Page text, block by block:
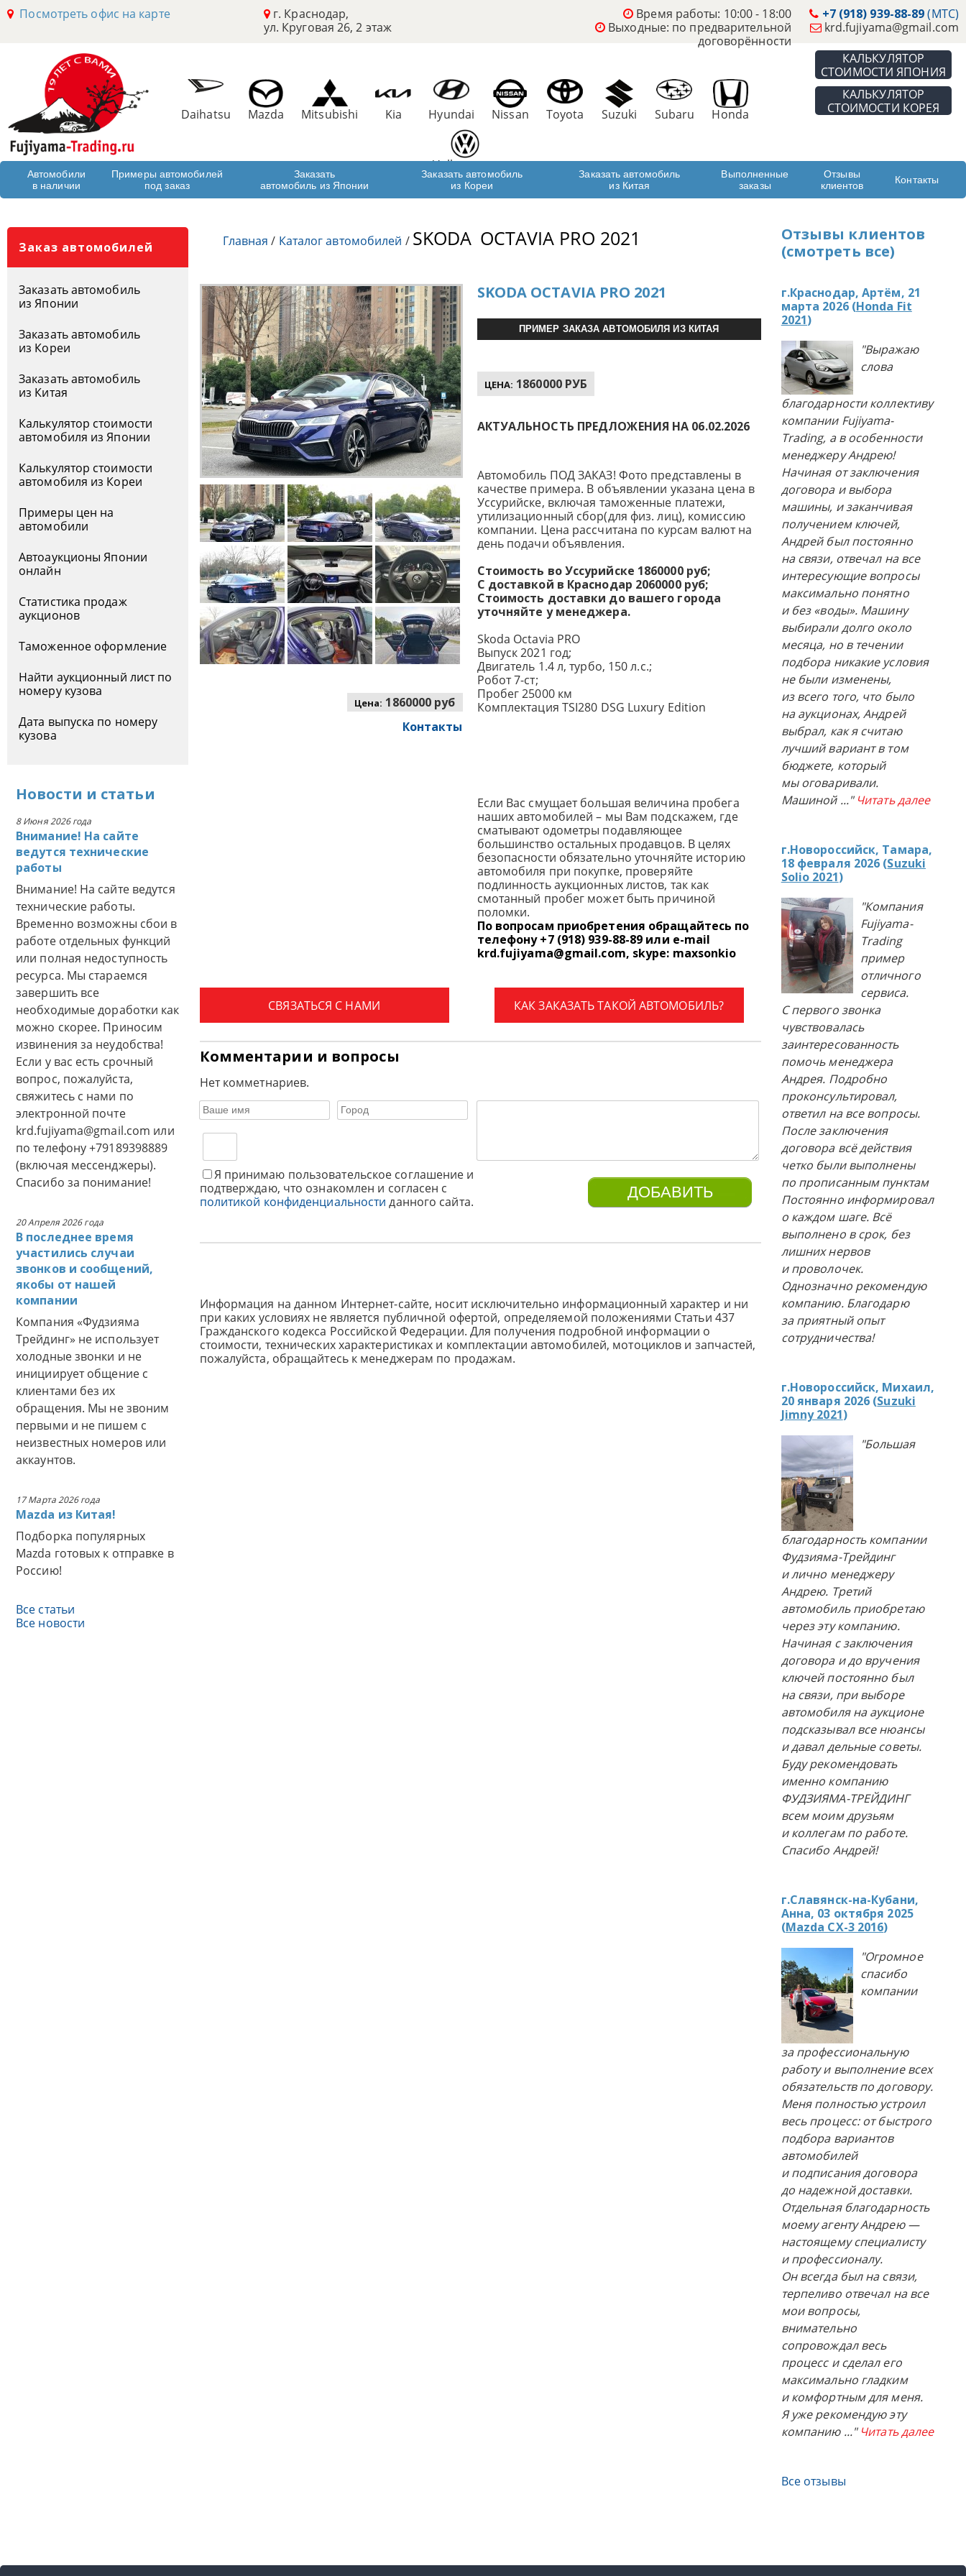
Посмотреть офис на карте
г. Краснодар,
ул. Круговая 26, 2 этаж
+7 (918) 939-88-89(МТС)
krd.fujiyama@gmail.com
Время работы: 10:00 - 18:00
Выходные: по предварительной
договорённости
КАЛЬКУЛЯТОР
СТОИМОСТИ ЯПОНИЯ
КАЛЬКУЛЯТОР
СТОИМОСТИ КОРЕЯ
Daihatsu Mazda Mitsubishi Kia Hyundai Nissan Toyota Suzuki Subaru Honda
Volkswagen
Автомобили
в наличии
Примеры автомобилей
под заказ
Заказать
автомобиль из Японии
Заказать автомобиль
из Кореи
Заказать автомобиль
из Китая
Выполненные
заказы
Отзывы
клиентов
Контакты
Заказ автомобилей
Заказать автомобиль
из Японии
Заказать автомобиль
из Кореи
Заказать автомобиль
из Китая
Калькулятор стоимости
автомобиля из Японии
Калькулятор стоимости
автомобиля из Кореи
Примеры цен на
автомобили
Автоаукционы Японии
онлайн
Статистика продаж
аукционов
Таможенное оформление
Найти аукционный лист по
номеру кузова
Дата выпуска по номеру
кузова
Новости и статьи
8 Июня 2026 года
Внимание! На сайте
ведутся технические
работы
Внимание! На сайте ведутся
технические работы.
Временно возможны сбои в
работе отдельных функций
или полная недоступность
ресурса. Мы стараемся
завершить все
необходимые доработки как
можно скорее. Приносим
извинения за неудобства!
Если у вас есть срочный
вопрос, пожалуйста,
свяжитесь с нами по
электронной почте
krd.fujiyama@gmail.com или
по телефону +79189398889
(включая мессенджеры).
Спасибо за понимание!
20 Апреля 2026 года
В последнее время
участились случаи
звонков и сообщений,
якобы от нашей
компании
Компания «Фудзияма
Трейдинг» не использует
холодные звонки и не
инициирует общение с
клиентами без их
обращения. Мы не звоним
первыми и не пишем с
неизвестных номеров или
аккаунтов.
17 Марта 2026 года
Mazda из Китая!
Подборка популярных
Mazda готовых к отправке в
Россию!
Все статьи
Все новости
Главная / Каталог автомобилей / SKODA OCTAVIA PRO 2021
Цена: 1860000 руб
Контакты
SKODA OCTAVIA PRO 2021
ПРИМЕР ЗАКАЗА АВТОМОБИЛЯ ИЗ КИТАЯ
ЦЕНА: 1860000 РУБ
АКТУАЛЬНОСТЬ ПРЕДЛОЖЕНИЯ НА 06.02.2026
Автомобиль ПОД ЗАКАЗ! Фото представлены в
качестве примера. В объявлении указана цена в
Уссурийске, включая таможенные платежи,
утилизационный сбор(для физ. лиц), комиссию
компании. Цена рассчитана по курсам валют на
день подачи объявления.
Стоимость во Уссурийске 1860000 руб;
С доставкой в Краснодар 2060000 руб;
Стоимость доставки до вашего города
уточняйте у менеджера.
Skoda Octavia PRO
Выпуск 2021 год;
Двигатель 1.4 л, турбо, 150 л.с.;
Робот 7-ст;
Пробег 25000 км
Комплектация TSI280 DSG Luxury Edition
Если Вас смущает большая величина пробега
наших автомобилей – мы Вам подскажем, где
сматывают одометры подавляющее
большинство остальных продавцов. В целях
безопасности обязательно уточняйте историю
автомобиля при покупке, проверяйте
подлинность аукционных листов, так как
смотанный пробег может быть причиной
поломки.
По вопросам приобретения обращайтесь по
телефону +7 (918) 939-88-89 или e-mail
krd.fujiyama@gmail.com, skype: maxsonkio
КАК ЗАКАЗАТЬ ТАКОЙ АВТОМОБИЛЬ?
СВЯЗАТЬСЯ С НАМИ
Комментарии и вопросы
Нет комметнариев.
Я принимаю пользовательское соглашение и
подтверждаю, что ознакомлен и согласен с
политикой конфиденциальности данного сайта.
Информация на данном Интернет-сайте, носит исключительно информационный характер и ни
при каких условиях не является публичной офертой, определяемой положениями Статьи 437
Гражданского кодекса Российской Федерации. Для получения подробной информации о
стоимости, технических характеристиках и комплектации автомобилей, мотоциклов и запчастей,
пожалуйста, обращайтесь к менеджерам по продажам.
Отзывы клиентов
(смотреть все)
г.Краснодар, Артём, 21
марта 2026 (Honda Fit
2021)
"Выражаю
слова
благодарности коллективу
компании Fujiyama-
Trading, а в особенности
менеджеру Андрею!
Начиная от заключения
договора и выбора
машины, и заканчивая
получением ключей,
Андрей был постоянно
на связи, отвечал на все
интересующие вопросы
максимально понятно
и без «воды». Машину
выбирали долго около
месяца, но в течении
подбора никакие условия
не были изменены,
из всего того, что было
на аукционах, Андрей
выбрал, как я считаю
лучший вариант в том
бюджете, который
мы оговаривали.
Машиной ..." Читать далее
г.Новороссийск, Тамара,
18 февраля 2026 (Suzuki
Solio 2021)
"Компания
Fujiyama-
Trading
пример
отличного
сервиса.
С первого звонка
чувствовалась
заинтересованность
помочь менеджера
Андрея. Подробно
проконсультировал,
ответил на все вопросы.
После заключения
договора всё действия
четко были выполнены
по прописанным пунктам
Постоянно информировал
о каждом шаге. Всё
выполнено в срок, без
лишних нервов
и проволочек.
Однозначно рекомендую
компанию. Благодарю
за приятный опыт
сотрудничества!
г.Новороссийск, Михаил,
20 января 2026 (Suzuki
Jimny 2021)
"Большая
благодарность компании
Фудзияма-Трейдинг
и лично менеджеру
Андрею. Третий
автомобиль приобретаю
через эту компанию.
Начиная с заключения
договора и до вручения
ключей постоянно был
на связи, при выборе
автомобиля на аукционе
подсказывал все нюансы
и давал дельные советы.
Буду рекомендовать
именно компанию
ФУДЗИЯМА-ТРЕЙДИНГ
всем моим друзьям
и коллегам по работе.
Спасибо Андрей!
г.Славянск-на-Кубани,
Анна, 03 октября 2025
(Mazda CX-3 2016)
"Огромное
спасибо
компании
за профессиональную
работу и выполнение всех
обязательств по договору.
Меня полностью устроил
весь процесс: от быстрого
подбора вариантов
автомобилей
и подписания договора
до надежной доставки.
Отдельная благодарность
моему агенту Андрею —
настоящему специалисту
и профессионалу.
Он всегда был на связи,
терпеливо отвечал на все
мои вопросы,
внимательно
сопровождал весь
процесс и сделал его
максимально гладким
и комфортным для меня.
Я уже рекомендую эту
компанию ..." Читать далее
Все отзывы